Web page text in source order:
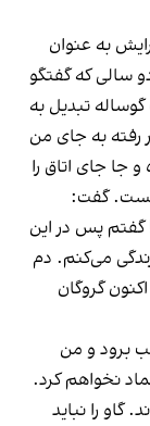
به عنوان
سالی که گفتگو
تبدیل به
رفته به جای من
جا جای اتاق را
گفت:
گفتم پس در این
می‌کنم. دم
گروگان
برود و من
نخواهم کرد.
گاو را نباید